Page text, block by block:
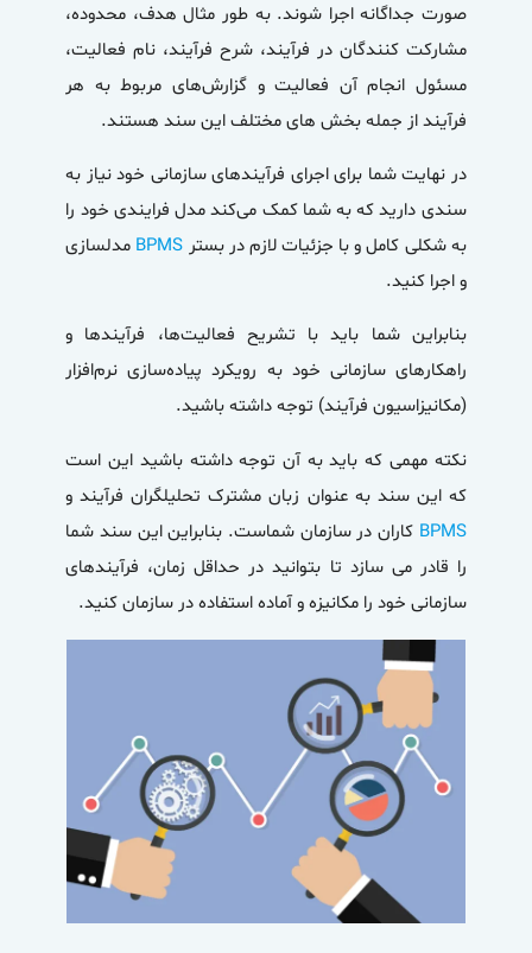
صورت جداگانه اجرا شوند. به طور مثال هدف، محدوده،
مشارکت کنندگان در فرآیند، شرح فرآیند، نام فعالیت،
مسئول انجام آن فعالیت و گزارش‌های مربوط به هر
فرآینداز جمله بخش های مختلف این سند هستند.
در نهایت شما برای اجرای فرآیندهای سازمانی خود نیاز به
سندی دارید که به شما کمک می‌کند مدل فرایندی خود را
به شکلی کامل و با جزئیات لازم در بستر BPMS مدلسازی
و اجرا کنید.
بنابراین شما باید با تشریح فعالیت‌ها، فرآیندها و
راهکارهای سازمانی خود به رویکرد پیاده‌سازی نرم‌افزار
(مکانیزاسیون فرآیند) توجه داشته باشید.
نکته مهمی که باید به آن توجه داشته باشید این است
که این سند به عنوان زبان مشترک تحلیلگران فرآیند و
BPMS کاران در سازمان شماست. بنابراین این سند شما
را قادر می سازد تا بتوانید در حداقل زمان، فرآیندهای
سازمانی خود را مکانیزه و آماده استفاده در سازمان کنید.